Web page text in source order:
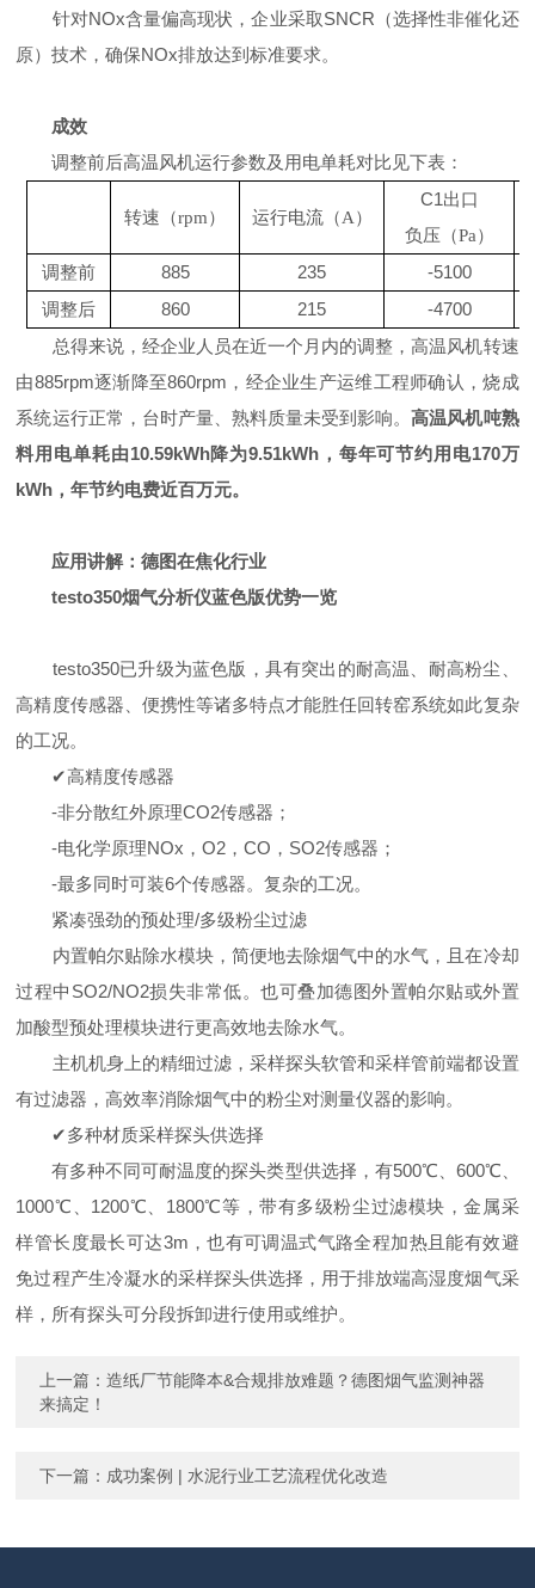
针对NOx含量偏高现状，企业采取SNCR（选择性非催化还
原）技术，确保NOx排放达到标准要求。
成效
调整前后高温风机运行参数及用电单耗对比见下表：
转速（rpm） 运行电流（A）
C1出口
负压（Pa）
调整前 885 235
-5100
调整后
860 215
-4700
总得来说，经企业人员在近一个月内的调整，高温风机转速
由885rpm逐渐降至860rpm，经企业生产运维工程师确认，烧成
系统运行正常，台时产量、熟料质量未受到影响。高温风机吨熟
料用电单耗由10.59kWh降为9.51kWh，每年可节约用电170万
kWh，年节约电费近百万元。
应用讲解：德图在焦化行业
testo350烟气分析仪蓝色版优势一览
testo350已升级为蓝色版，具有突出的耐高温、耐高粉尘、
高精度传感器、便携性等诸多特点才能胜任回转窑系统如此复杂
的工况。
✔高精度传感器
-非分散红外原理CO2传感器；
-电化学原理NOx，O2，CO，SO2传感器；
-最多同时可装6个传感器。复杂的工况。
紧凑强劲的预处理/多级粉尘过滤
内置帕尔贴除水模块，简便地去除烟气中的水气，且在冷却
过程中SO2/NO2损失非常低。也可叠加德图外置帕尔贴或外置
加酸型预处理模块进行更高效地去除水气。
主机机身上的精细过滤，采样探头软管和采样管前端都设置
有过滤器，高效率消除烟气中的粉尘对测量仪器的影响。
✔多种材质采样探头供选择
有多种不同可耐温度的探头类型供选择，有500℃、600℃、
1000℃、1200℃、1800℃等，带有多级粉尘过滤模块，金属采
样管长度最长可达3m，也有可调温式气路全程加热且能有效避
免过程产生冷凝水的采样探头供选择，用于排放端高湿度烟气采
样，所有探头可分段拆卸进行使用或维护。
上一篇：造纸厂节能降本&合规排放难题？德图烟气监测神器
来搞定！
下一篇： 成功案例 | 水泥行业工艺流程优化改造